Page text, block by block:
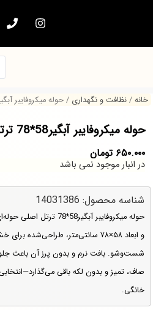
خانه / نظافت و نگهداری / حوله میکروفایبر آبگیر58*78 ترتل
حوله میکروفایبر آبگیر58*78 ترتل اصلی
۶۵۰.۰۰۰ تومان
در انبار موجود نمی باشد
شناسه محصول: 14031386
حوله میکروفایبر
و ابعاد ۵۸×۷۸ سانتی‌متر،
شست‌وشو. بافت نرم و بدون پرز آن باعث
صاف، تمیز و بدون لکه باقی
خانگی.